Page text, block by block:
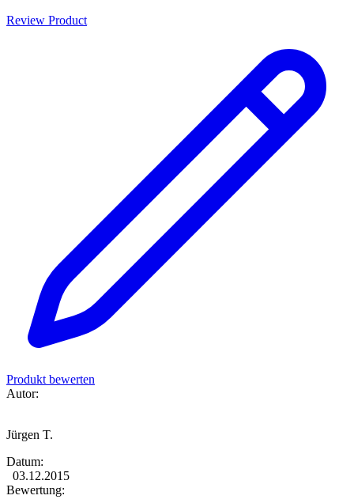
Review Product
Produkt bewerten
Autor:
Jürgen T.
Datum:
03.12.2015
Bewertung: